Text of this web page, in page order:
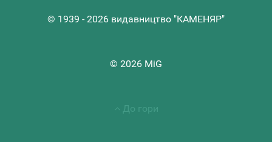
© 1939 - 2026 видавництво "КАМЕНЯР"
© 2026 MiG
До гори